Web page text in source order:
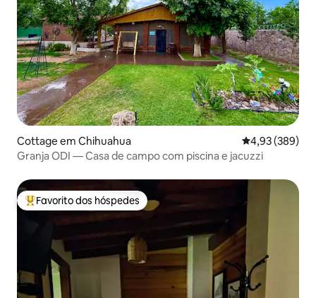
Cottage em Chihuahua Classificação
4,93 (389)
Granja ODI — Casa de campo com piscina e jacuzzi
Favoritos dos hóspedes mais apreciados
Favorito dos hóspedes